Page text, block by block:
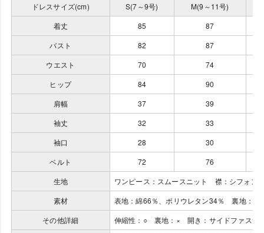
ドレスサイズ(cm) S(7～9号) M(9～11号)
着丈
85
87
バスト
82
87
ウエスト
70
74
ヒップ
84
90
肩幅
37
39
袖丈
32
33
袖口
28
30
ベルト
72
76
生地
ワンピース：スムースニット 襟：シフォン
素材
表地：綿66％、ポリウレタン34％ 裏地：ポ
その他詳細
伸縮性：○ 裏地：× 開き：サイドファス